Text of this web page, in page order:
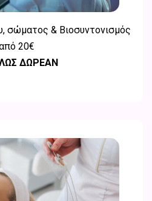
σώματος & Βιοσυντονισμός
20€
ΔΩΡΕΑΝ